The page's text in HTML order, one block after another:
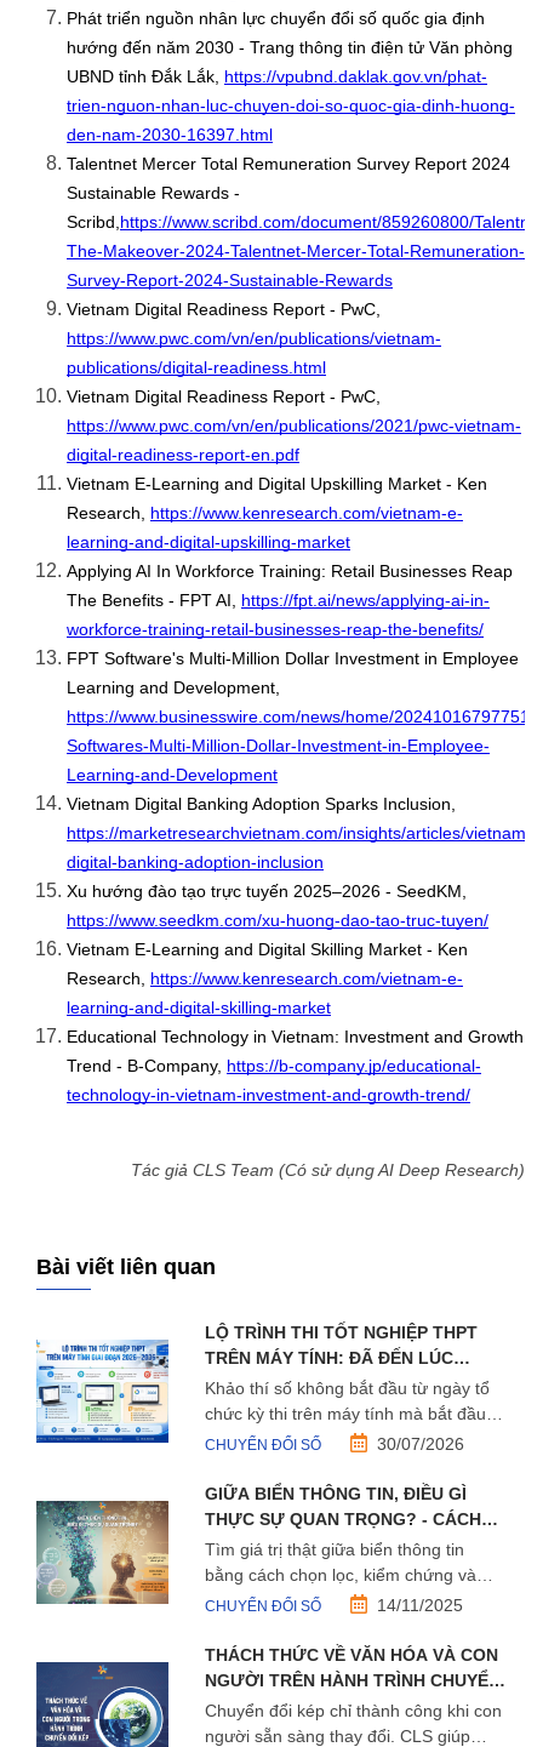
Phát triển nguồn nhân lực chuyển đổi số quốc gia định
hướng đến năm 2030 - Trang thông tin điện tử Văn phòng
UBND tỉnh Đắk Lắk, https://vpubnd.daklak.gov.vn/phat-
trien-nguon-nhan-luc-chuyen-doi-so-quoc-gia-dinh-huong-
den-nam-2030-16397.html
Talentnet Mercer Total Remuneration Survey Report 2024
Sustainable Rewards -
Scribd, https://www.scribd.com/document/859260800/
The-Makeover-2024-Talentnet-Mercer-Total-Remuneration-
Survey-Report-2024-Sustainable-Rewards
https://www.pwc.com/vn/en/publications/vietnam-
publications/digital-readiness.html
https://www.pwc.com/vn/en/publications/2021/pwc-vietnam-
digital-readiness-report-en.pdf
Vietnam E-Learning and Digital Upskilling Market - Ken
Research, https://www.kenresearch.com/vietnam-e-
learning-and-digital-upskilling-market
Applying AI In Workforce Training: Retail Businesses Reap
The Benefits - FPT AI, https://fpt.ai/news/applying-ai-in-
workforce-training-retail-businesses-reap-the-benefits/
FPT Software's Multi-Million Dollar Investment in Employee
https://www.businesswire.com/news/home/20241016797751/
Softwares-Multi-Million-Dollar-Investment-in-Employee-
Learning-and-Development
https://marketresearchvietnam.com/insights/articles/vietnam-
digital-banking-adoption-inclusion
https://www.seedkm.com/xu-huong-dao-tao-truc-tuyen/
Vietnam E-Learning and Digital Skilling Market - Ken
Research, https://www.kenresearch.com/vietnam-e-
learning-and-digital-skilling-market
Educational Technology in Vietnam: Investment and Growth
Trend - B-Company, https://b-company.jp/educational-
technology-in-vietnam-investment-and-growth-trend/
Tác giả CLS Team (Có sử dụng AI Deep Research)
Bài viết liên quan
LỘ TRÌNH THI TỐT NGHIỆP THPT
TRÊN MÁY TÍNH: ĐÃ ĐẾN LÚC
CHUẨN BỊ MỘT HỆ SINH THÁI KHẢO
THÍ SỐ
Khảo thí số không bắt đầu từ ngày tổ
chức kỳ thi trên máy tính mà bắt đầu
từ việc xây dựng một hệ sinh thái dữ
để sẵn sàng cho mọi kỳ thi.
CHUYỂN ĐỔI SỐ 30/07/2026
GIỮA BIỂN THÔNG TIN, ĐIỀU GÌ
THỰC SỰ QUAN TRỌNG? - CÁCH
TÌM GIÁ TRỊ THẬT TRONG KỶ
NGUYÊN QUÁ TẢI DỮ LIỆU
Tìm giá trị thật giữa biển thông tin
bằng cách chọn lọc, kiểm chứng và
ứng dụng tri thức để phát triển bền
CHUYỂN ĐỔI SỐ 14/11/2025
THÁCH THỨC VỀ VĂN HÓA VÀ CON
NGƯỜI TRÊN HÀNH TRÌNH CHUYỂN
ĐỔI KÉP
Chuyển đổi kép chỉ thành công khi con
người sẵn sàng thay đổi. CLS giúp